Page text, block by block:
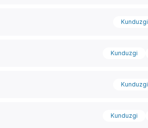
Kunduzgi
Kunduzgi
Kunduzgi
Kunduzgi
Yordam markazi